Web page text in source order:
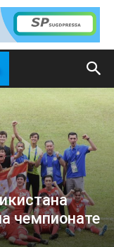
чемпионате